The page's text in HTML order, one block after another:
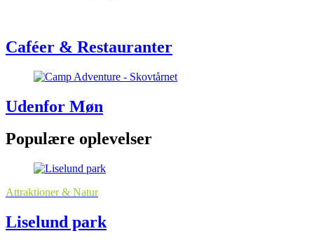
Caféer & Restauranter
Udenfor Møn
Populære oplevelser
Attraktioner & Natur
Liselund park